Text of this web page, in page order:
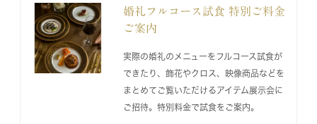
婚礼フルコース試食 特別ご料金
ご案内
実際の婚礼のメニューをフルコース試食が
できたり、飾花やクロス、映像商品などを
まとめてご覧いただけるアイテム展示会に
ご招待。特別料金で試食をご案内。